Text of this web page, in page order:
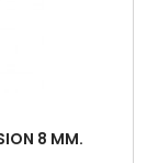
8 MM.